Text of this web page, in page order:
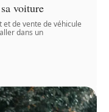
voiture
et de vente de véhicule
dans un